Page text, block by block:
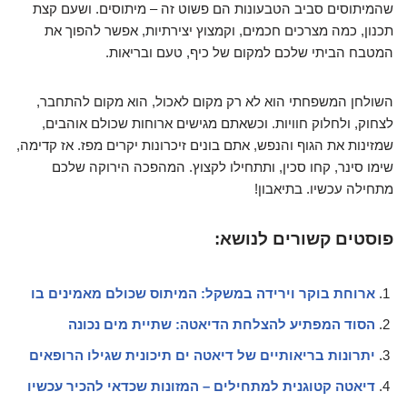
שהמיתוסים סביב הטבעונות הם פשוט זה – מיתוסים. ושעם קצת
תכנון, כמה מצרכים חכמים, וקמצוץ יצירתיות, אפשר להפוך את
המטבח הביתי שלכם למקום של כיף, טעם ובריאות.
השולחן המשפחתי הוא לא רק מקום לאכול, הוא מקום להתחבר,
לצחוק, ולחלוק חוויות. וכשאתם מגישים ארוחות שכולם אוהבים,
שמזינות את הגוף והנפש, אתם בונים זיכרונות יקרים מפז. אז קדימה,
שימו סינר, קחו סכין, ותתחילו לקצוץ. המהפכה הירוקה שלכם
מתחילה עכשיו. בתיאבון!
פוסטים קשורים לנושא:
ארוחת בוקר וירידה במשקל: המיתוס שכולם מאמינים בו
הסוד המפתיע להצלחת הדיאטה: שתיית מים נכונה
יתרונות בריאותיים של דיאטה ים תיכונית שגילו הרופאים
דיאטה קטוגנית למתחילים – המזונות שכדאי להכיר עכשיו